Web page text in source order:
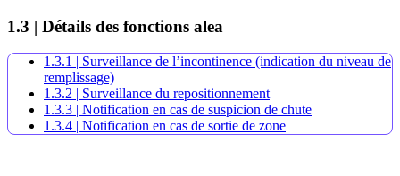
1.3 | Détails des fonctions alea
1.3.1 | Surveillance de l’incontinence (indication du niveau de
remplissage)
1.3.2 | Surveillance du repositionnement
1.3.3 | Notification en cas de suspicion de chute
1.3.4 | Notification en cas de sortie de zone